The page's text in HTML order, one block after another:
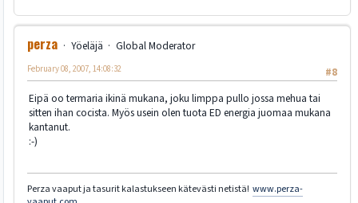
perza Yöeläjä
Global Moderator
#8
February 08, 2007, 14:08:32
Eipä oo termaria ikinä mukana, joku limppa pullo jossa mehua tai
sitten ihan cocista. Myös usein olen tuota ED energia juomaa mukana
kantanut.
:-)
Perza vaaput ja tasurit kalastukseen kätevästi netistä! www.perza-